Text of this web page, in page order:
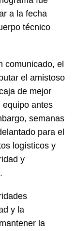
a la fecha
técnico
comunicado, el
el amistoso
de mejor
equipo antes
semanas
para el
logísticos y
y
y la
la